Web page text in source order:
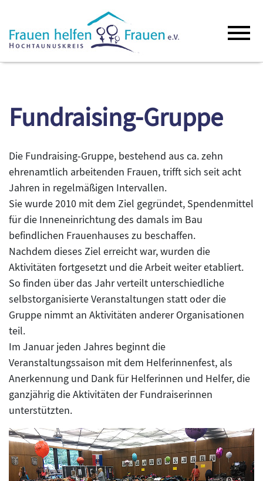
Fundraising-Gruppe
Die Fundraising-Gruppe, bestehend aus ca. zehn
ehrenamtlich arbeitenden Frauen, trifft sich seit acht
Jahren in regelmäßigen Intervallen.
Sie wurde 2010 mit dem Ziel gegründet, Spendenmittel
für die Inneneinrichtung des damals im Bau
befindlichen Frauenhauses zu beschaffen.
Nachdem dieses Ziel erreicht war, wurden die
Aktivitäten fortgesetzt und die Arbeit weiter etabliert.
So finden über das Jahr verteilt unterschiedliche
selbstorganisierte Veranstaltungen statt oder die
Gruppe nimmt an Aktivitäten anderer Organisationen
teil.
Im Januar jeden Jahres beginnt die
Veranstaltungssaison mit dem Helferinnenfest, als
Anerkennung und Dank für Helferinnen und Helfer, die
ganzjährig die Aktivitäten der Fundraiserinnen
unterstützten.